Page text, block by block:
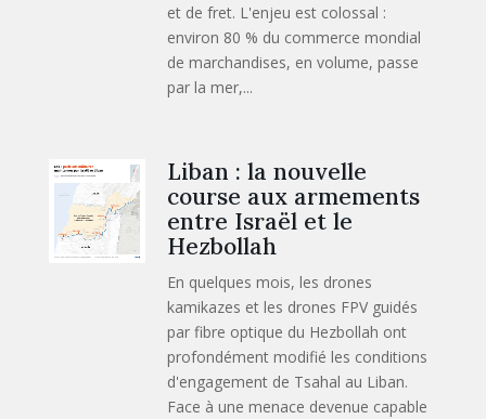
et de fret. L'enjeu est colossal :
environ 80 % du commerce mondial
de marchandises, en volume, passe
par la mer,...
Liban : la nouvelle
course aux armements
entre Israël et le
Hezbollah
En quelques mois, les drones
kamikazes et les drones FPV guidés
par fibre optique du Hezbollah ont
profondément modifié les conditions
d'engagement de Tsahal au Liban.
Face à une menace devenue capable